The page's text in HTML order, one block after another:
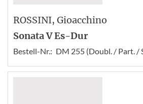
ROSSINI, Gioacchino
Sonata V Es-Dur
Bestell-Nr.: DM 255 (Doubl. / Part. /